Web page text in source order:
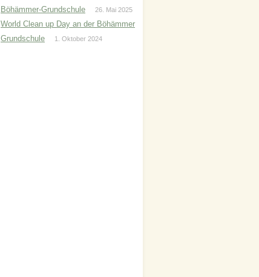
Böhämmer-Grundschule
26. Mai 2025
World Clean up Day an der Böhämmer
Grundschule
1. Oktober 2024